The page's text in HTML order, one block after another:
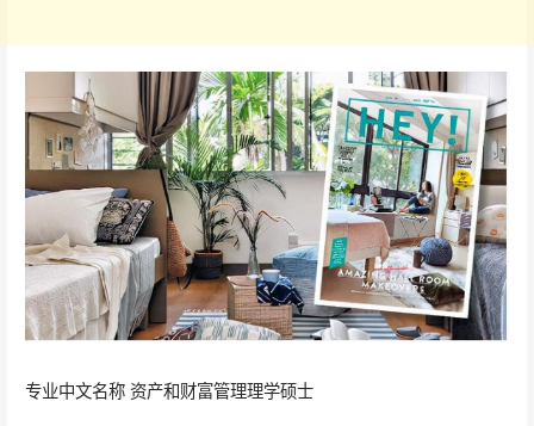
专业中文名称 资产和财富管理理学硕士